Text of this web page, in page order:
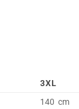
3XL
140 cm